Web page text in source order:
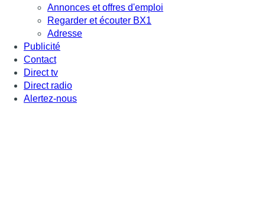
Annonces et offres d'emploi
Regarder et écouter BX1
Adresse
Publicité
Contact
Direct tv
Direct radio
Alertez-nous